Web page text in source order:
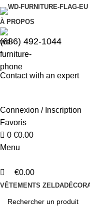
À PROPOS
(686) 492-1044
Contact with an expert
Connexion / Inscription
Favoris
0 €0.00
Menu
€0.00
VÊTEMENTS ZELDA